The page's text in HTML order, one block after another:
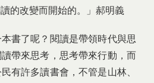
的改變而開始的。」郝明義
書了呢？閱讀是帶領時代與思
帶來思考，思考帶來行動，而
有許多讀書會，不管是山林、